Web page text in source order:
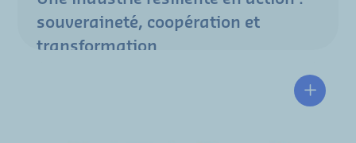
souveraineté, coopération et
transformation
Hélène